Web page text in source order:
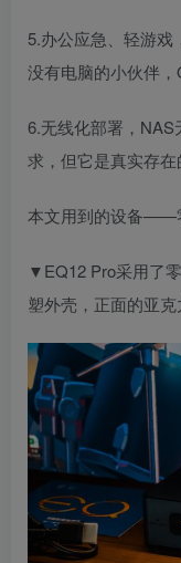
5.办公应急、轻游戏
没有电脑的小伙伴，
6.无线化部署，
求，但它是真实存在
本文用到的设备——
▼EQ12 Pro采用了
塑外壳，正面的亚克